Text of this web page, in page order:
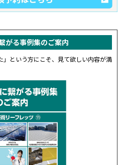
がる事例集のご案内
」という方にこそ、見て欲しい内容が満